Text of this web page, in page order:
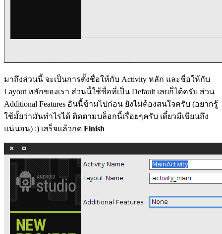
มาถึงส่วนนี้ จะเป็นการตั้งชื่อให้กับ Activity หลัก และชื่อให้กับ
Layout หลักของเรา ส่วนนี้ใช้ชื่อที่เป็น Default เลยก็ได้ครับ ส่วน
Additional Features อันนี้ข้ามไปก่อน ยังไม่ต้องสนใจครับ (อยากรู้
ใช้มั้ยว่ามันทำไรได้ ติดตามบล็อกนี้เรื่อยๆครับ เดี๋ยวมีเขียนถึง
แน่นอน) :) เสร็จแล้วกด Finish